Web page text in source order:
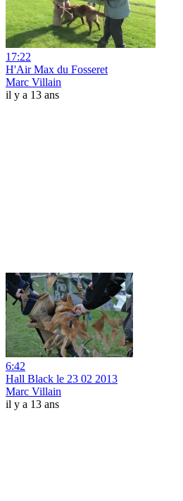
17:22
H'Air Max du Fosseret
Marc Villain
il y a 13 ans
6:42
Hall Black le 23 02 2013
Marc Villain
il y a 13 ans